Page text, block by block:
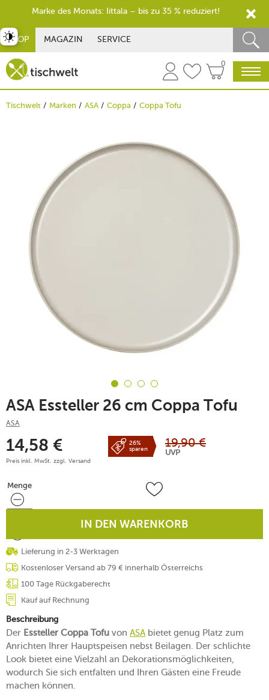
SHOP MAGAZIN SERVICE
0
Tischwelt Marken ASA Coppa Coppa Tofu
ASA Essteller 26 cm Coppa Tofu
ASA
14,58 €
Preis inkl. MwSt. zzgl. Versand
26%
sparen
19,90 €
UVP
Menge
Menge
IN DEN WARENKORB
Lieferung in 2-3 Werktagen
Kostenloser Versand ab 79 € innerhalb Österreichs
100 Tage Rückgaberecht
Kauf auf Rechnung
Beschreibung
Der Essteller Coppa Tofu von ASAbietet genug Platz zum
Anrichten Ihrer Hauptspeisen nebst Beilagen. Der schlichte
Look bietet eine Vielzahl an Dekorationsmöglichkeiten,
wodurch Sie sich entfalten und Ihren Gästen eine Freude
machen können.
umschalten
Marke des Monats: Iittala – bis zu 35 % reduziert!